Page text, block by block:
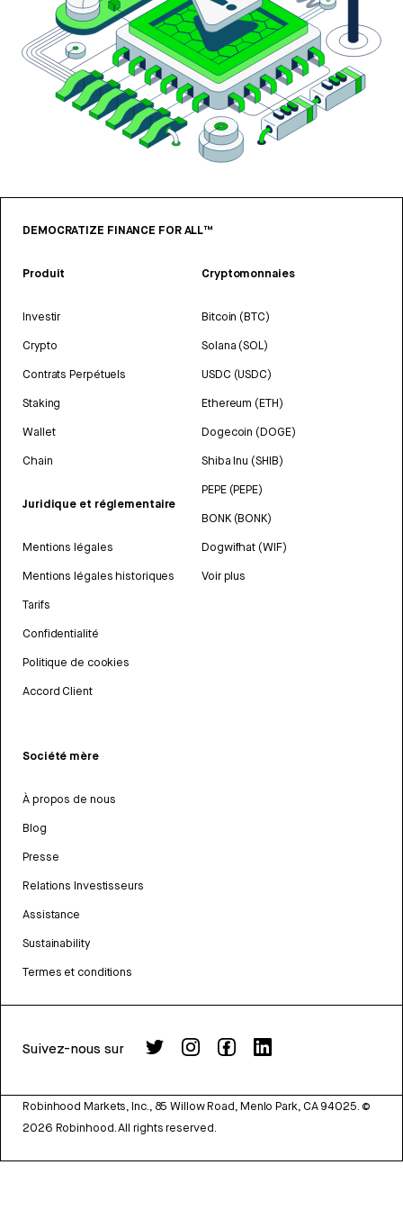
DEMOCRATIZE FINANCE FOR ALL™
Produit
Investir
Crypto
Contrats Perpétuels
Staking
Wallet
Chain
Juridique et réglementaire
Mentions légales
Mentions légales historiques
Tarifs
Confidentialité
Politique de cookies
Accord Client
Cryptomonnaies
Bitcoin (BTC)
Solana (SOL)
USDC (USDC)
Ethereum (ETH)
Dogecoin (DOGE)
Shiba Inu (SHIB)
PEPE (PEPE)
BONK (BONK)
Dogwifhat (WIF)
Voir plus
Société mère
À propos de nous
Blog
Presse
Relations Investisseurs
Assistance
Sustainability
Termes et conditions
Suivez-nous sur
Robinhood Markets, Inc., 85 Willow Road, Menlo Park, CA 94025. ©
2026 Robinhood. All rights reserved.